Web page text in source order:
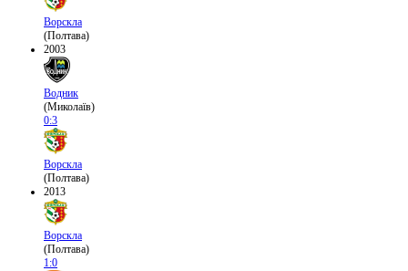
Ворскла
(Полтава)
2003
Водник
(Миколаїв)
0:3
Ворскла
(Полтава)
2013
Ворскла
(Полтава)
1:0